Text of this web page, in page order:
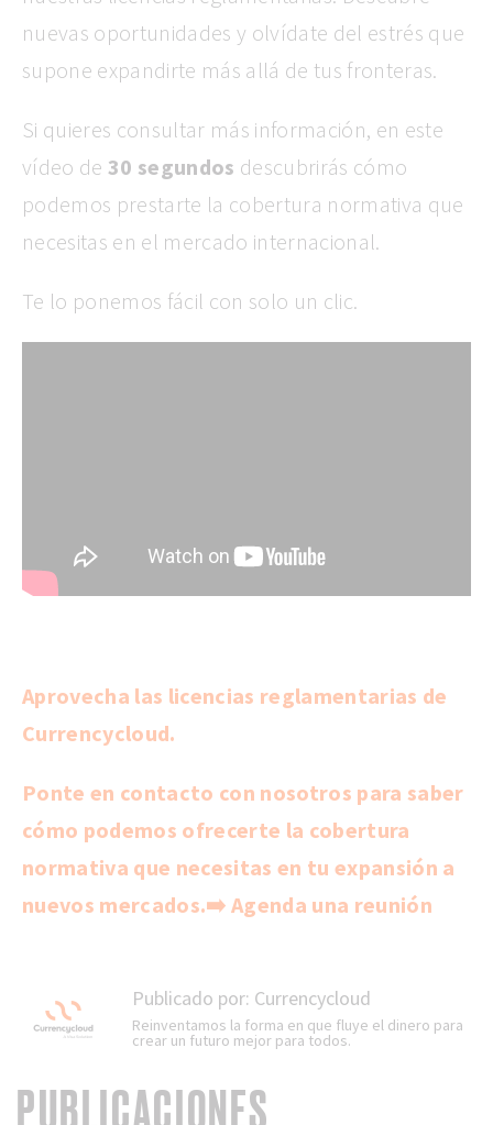
nuevas oportunidades y olvídate del estrés que
supone expandirte más allá de tus fronteras.
Si quieres consultar más información, en este
vídeo de 30 segundos descubrirás cómo
podemos prestarte la cobertura normativa que
necesitas en el mercado internacional.
Te lo ponemos fácil con solo un clic.
Aprovecha las licencias reglamentarias de
Currencycloud.
Ponte en contacto con nosotros para saber
cómo podemos ofrecerte la cobertura
normativa que necesitas en tu expansión a
nuevos mercados.➡️ Agenda una reunión
Publicado por: Currencycloud
Reinventamos la forma en que fluye el dinero para
crear un futuro mejor para todos.
PUBLICACIONES